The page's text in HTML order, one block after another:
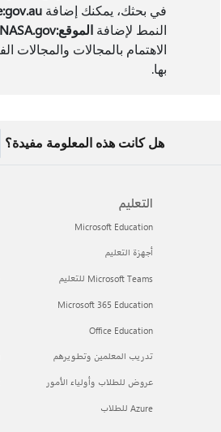
في بحثك، يمكنك إضافة
النمط لإضافةالموقع:NASA.gov
الاهتمام بالمجالات
بها.
هل كانت هذه المعلومة مفيدة؟
التعليم
Microsoft Education
أجهزة التعليم
Microsoft Teams للتعليم
Microsoft 365 Education
Office Education
تدريب المعلمين وتطويرهم
عروض للطلاب وأولياء الأمور
Azure للطلاب